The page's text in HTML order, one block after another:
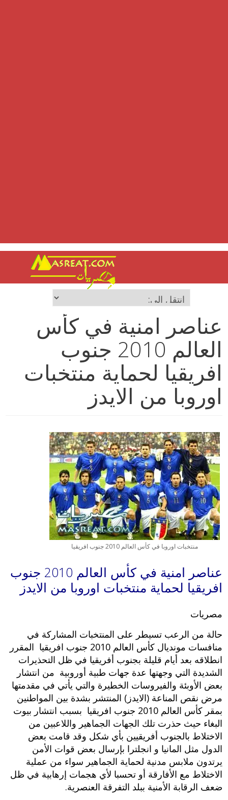
عناصر امنية في كأس
العالم 2010 جنوب
افريقيا لحماية منتخبات
اوروبا من الايدز
منتخبات اوروبا في كأس العالم 2010 جنوب افريقيا
عناصر امنية في كأس العالم 2010 جنوب
افريقيا لحماية منتخبات اوروبا من الايدز
مصريات
حالة من الرعب تسيطر على المنتخبات المشاركة في
منافسات مونديال كأس العالم 2010 جنوب افريقيا المقرر
انطلاقه بعد أيام قليلة بجنوب أفريقيا في ظل التحذيرات
الشديدة التي وجهتها عدة جهات طبية أوروبية من انتشار
بعض الأوبئة والفيروسات الخطيرة والتي يأتي في مقدمتها
مرض نقص المناعة (الايدز) المنتشر بشدة بين المواطنين
بمقر كأس العالم 2010 جنوب افريقيا بسبب انتشار بيوت
البغاء حيث حذرت تلك الجهات الجماهير واللاعبين من
الاختلاط بالجنوب أفريقيين بأي شكل وقد قامت بعض
الدول مثل المانيا و انجلترا بإرسال بعض قوات الأمن
يرتدون ملابس مدنية لحماية الجماهير سواء من عملية
الاختلاط مع الأفارقة أو تحسبا لأي هجمات إرهابية في ظل
ضعف الرقابة الأمنية ببلد التفرقة العنصرية.